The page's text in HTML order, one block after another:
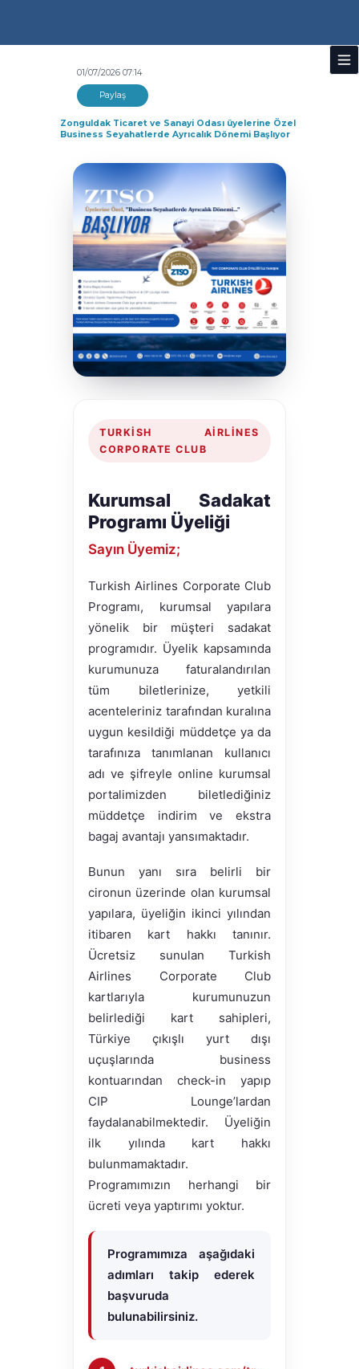
01/07/2026 07:14
Paylaş
Zonguldak Ticaret ve Sanayi Odası üyelerine Özel
Business Seyahatlerde Ayrıcalık Dönemi Başlıyor
TURKISH AIRLINES
CORPORATE CLUB
Kurumsal Sadakat
Programı Üyeliği
Sayın Üyemiz;
Turkish Airlines Corporate Club
Programı, kurumsal yapılara
yönelik bir müşteri sadakat
programıdır. Üyelik kapsamında
kurumunuza faturalandırılan
tüm biletlerinize, yetkili
acenteleriniz tarafından kuralına
uygun kesildiği müddetçe ya da
tarafınıza tanımlanan kullanıcı
adı ve şifreyle online kurumsal
portalimizden biletlediğiniz
müddetçe indirim ve ekstra
bagaj avantajı yansımaktadır.
Bunun yanı sıra belirli bir
cironun üzerinde olan kurumsal
yapılara, üyeliğin ikinci yılından
itibaren kart hakkı tanınır.
Ücretsiz sunulan Turkish
Airlines Corporate Club
kartlarıyla kurumunuzun
belirlediği kart sahipleri,
Türkiye çıkışlı yurt dışı
uçuşlarında business
kontuarından check-in yapıp
CIP Lounge’lardan
faydalanabilmektedir. Üyeliğin
ilk yılında kart hakkı
bulunmamaktadır.
Programımızın herhangi bir
ücreti veya yaptırımı yoktur.
Programımıza aşağıdaki
adımları takip ederek
başvuruda
bulunabilirsiniz.